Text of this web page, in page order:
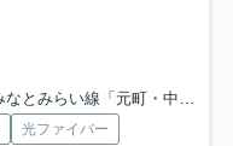
とみらい線「元町・中華街」駅 徒歩12分
光ファイバー